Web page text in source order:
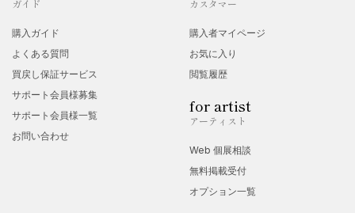
ガイド
購入ガイド
よくある質問
買戻し保証サービス
サポート会員様募集
サポート会員様一覧
お問い合わせ
カスタマー
購入者マイページ
お気に入り
閲覧履歴
for artist
アーティスト
Web 個展相談
無料掲載受付
オプション一覧